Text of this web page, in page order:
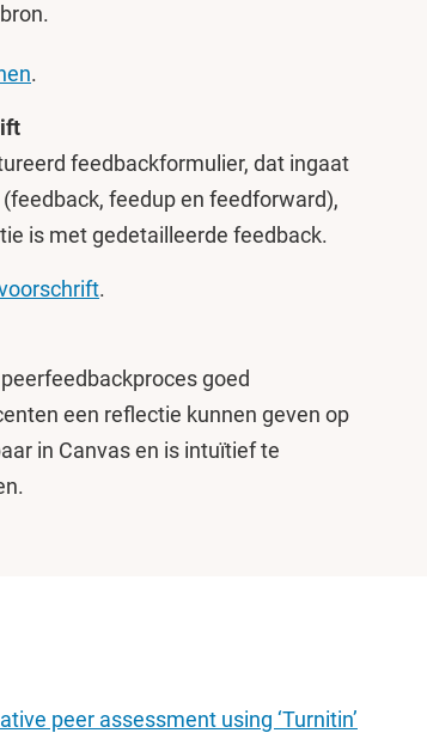
.
feedbackformulier, dat ingaat
feedup en feedforward),
is met gedetailleerde feedback.
.
goed
een reflectie kunnen geven op
in Canvas en is intuïtief te
peer assessment using ‘Turnitin’